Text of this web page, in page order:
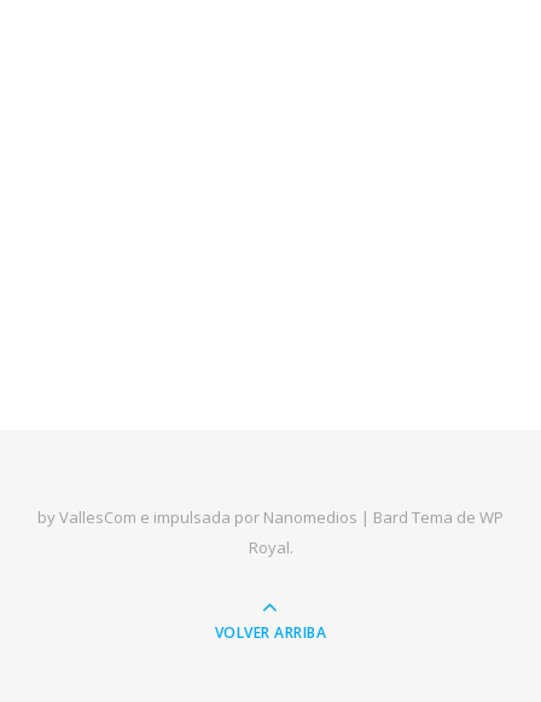
by VallesCom e impulsada por Nanomedios | Bard Tema de WP
Royal.
VOLVER ARRIBA